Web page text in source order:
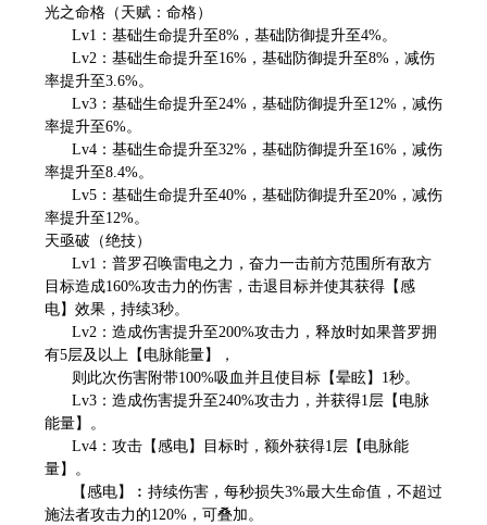
光之命格（天赋：命格）
Lv1：基础生命提升至8%，基础防御提升至4%。
Lv2：基础生命提升至16%，基础防御提升至8%，减伤
率提升至3.6%。
Lv3：基础生命提升至24%，基础防御提升至12%，减伤
率提升至6%。
Lv4：基础生命提升至32%，基础防御提升至16%，减伤
率提升至8.4%。
Lv5：基础生命提升至40%，基础防御提升至20%，减伤
率提升至12%。
天亟破（绝技）
Lv1：普罗召唤雷电之力，奋力一击前方范围所有敌方
目标造成160%攻击力的伤害，击退目标并使其获得【感
电】效果，持续3秒。
Lv2：造成伤害提升至200%攻击力，释放时如果普罗拥
有5层及以上【电脉能量】，
则此次伤害附带100%吸血并且使目标【晕眩】1秒。
Lv3：造成伤害提升至240%攻击力，并获得1层【电脉
能量】。
Lv4：攻击【感电】目标时，额外获得1层【电脉能
量】。
【感电】︰持续伤害，每秒损失3%最大生命值，不超过
施法者攻击力的120%，可叠加。